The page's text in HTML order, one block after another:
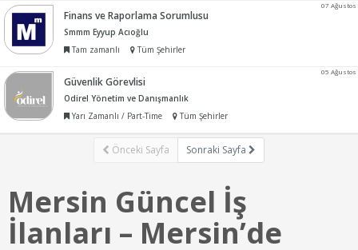
07 Ağustos
Finans ve Raporlama Sorumlusu
Smmm Eyyup Acıoğlu
Tam zamanlı
Tüm Şehirler
05 Ağustos
Güvenlik Görevlisi
Odirel Yönetim ve Danışmanlık
Yarı Zamanlı / Part-Time
Tüm Şehirler
Önceki Sayfa Sonraki Sayfa
Mersin Güncel İş
İlanları – Mersin’de